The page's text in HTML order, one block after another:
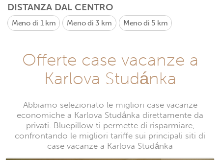
DISTANZA DAL CENTRO
Meno di 1 km Meno di 3 km Meno di 5 km
Offerte case vacanze a
Karlova Studánka
Abbiamo selezionato le migliori case vacanze
economiche a Karlova Studánka direttamente da
privati. Bluepillow ti permette di risparmiare,
confrontando le migliori tariffe sui principali siti di
case vacanze a Karlova Studánka